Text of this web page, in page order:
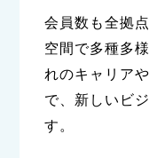
会員数も全拠
空間で多種多
れのキャリア
で、新しいビ
す。